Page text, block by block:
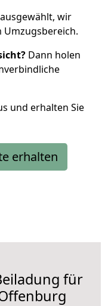
wir
Umzugsbereich.
Dann holen
und erhalten Sie
erhalten
für